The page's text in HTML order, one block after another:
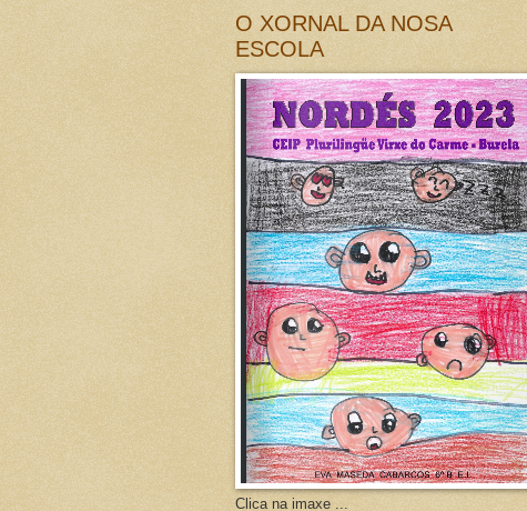
O XORNAL DA NOSA
ESCOLA
Clica na imaxe ...